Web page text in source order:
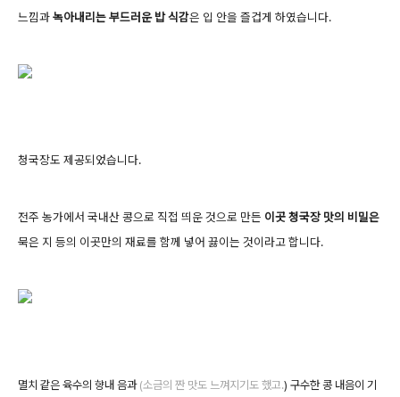
느낌과녹아내리는 부드러운 밥 식감은 입 안을 즐겁게 하였습니다.
청국장도 제공되었습니다.
전주 농가에서 국내산 콩으로 직접 띄운 것으로 만든 이곳 청국장 맛의 비밀은
묵은 지 등의 이곳만의 재료를 함께 넣어 끓이는 것이라고 합니다.
멸치 같은 육수의 향내 음과(소금의 짠 맛도 느껴지기도 했고.) 구수한 콩 내음이 기